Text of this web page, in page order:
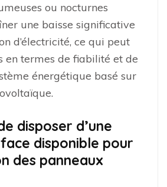
ou nocturnes
une baisse significative
d’électricité, ce qui peut
en termes de fiabilité et de
énergétique basé sur
disposer d’une
disponible pour
des panneaux